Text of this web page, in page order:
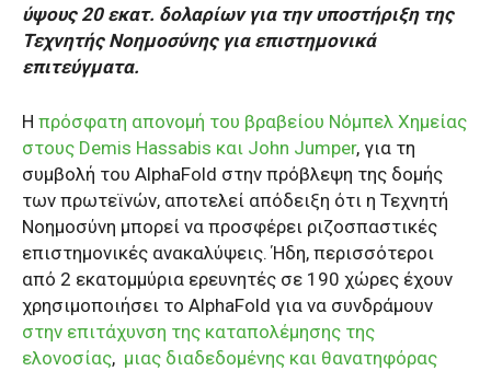
ύψους 20 εκατ. δολαρίων για την υποστήριξη της
Τεχνητής Νοημοσύνης για επιστημονικά
επιτεύγματα.
Η πρόσφατη απονομή του βραβείου Νόμπελ Χημείας
στους Demis Hassabis και John Jumper, για τη
συμβολή του AlphaFold στην πρόβλεψη της δομής
των πρωτεϊνών, αποτελεί απόδειξη ότι η Τεχνητή
Νοημοσύνη μπορεί να προσφέρει ριζοσπαστικές
επιστημονικές ανακαλύψεις. Ήδη, περισσότεροι
από 2 εκατομμύρια ερευνητές σε 190 χώρες έχουν
χρησιμοποιήσει το AlphaFold για να συνδράμουν
στην επιτάχυνση της καταπολέμησης της
ελονοσίας, μιας διαδεδομένης και θανατηφόρας